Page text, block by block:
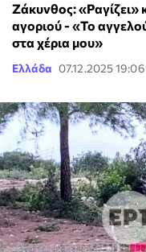
Ζάκυνθος: «Ραγίζει»
αγοριού - «Το
στα χέρια μου»
Ελλάδα 07.12.2025 19:06